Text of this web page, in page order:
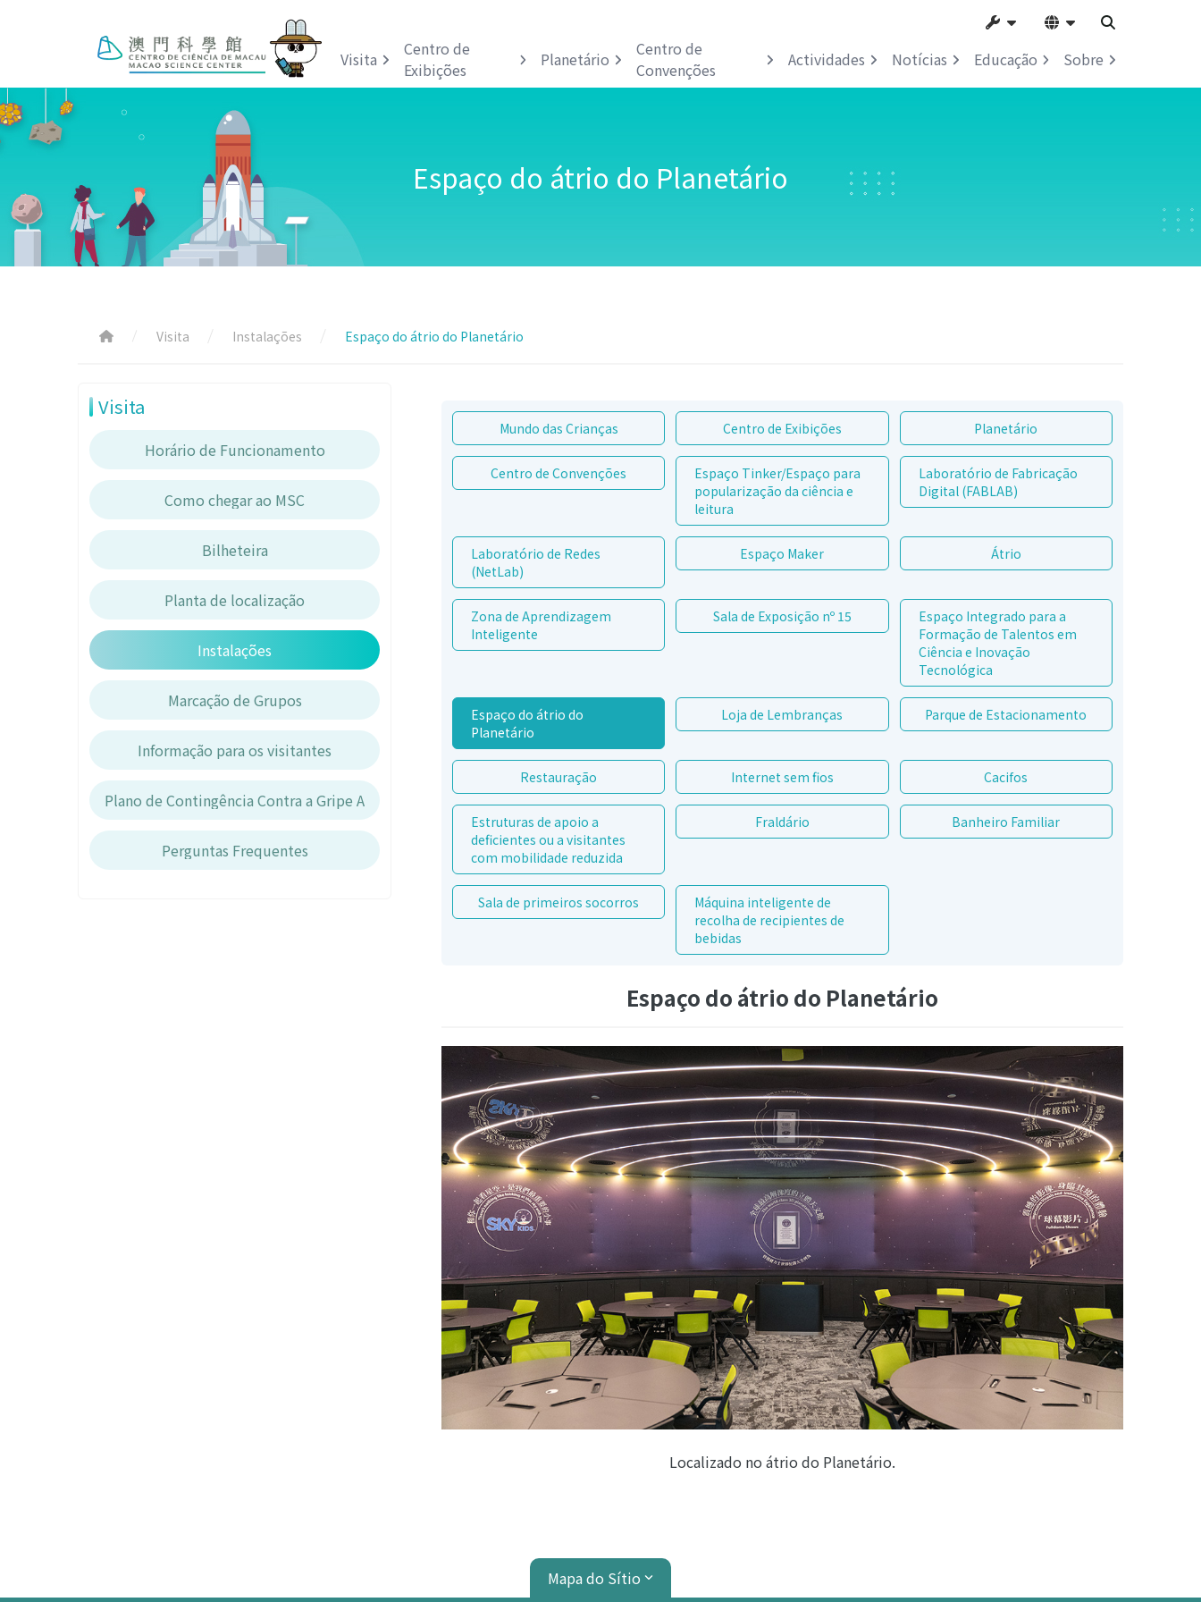
Visita
Centro de
Exibições
Planetário
Centro de
Convenções
Actividades Notícias Educação Sobre
Espaço do átrio do Planetário
Visita Instalações Espaço do átrio do Planetário
Visita
Horário de Funcionamento
Como chegar ao MSC
Bilheteira
Planta de localização
Instalações
Marcação de Grupos
Informação para os visitantes
Plano de Contingência Contra a Gripe A
Perguntas Frequentes
Mundo das Crianças Centro de Exibições Planetário
Centro de Convenções
Espaço Tinker/Espaço para
popularização da ciência e
leitura
Laboratório de Fabricação
Digital (FABLAB)
Laboratório de Redes
(NetLab)
Espaço Maker Átrio
Zona de Aprendizagem
Inteligente
Sala de Exposição nº 15
Espaço Integrado para a
Formação de Talentos em
Ciência e Inovação
Tecnológica
Espaço do átrio do
Planetário
Loja de Lembranças Parque de Estacionamento
Restauração Internet sem fios Cacifos
Estruturas de apoio a
deficientes ou a visitantes
com mobilidade reduzida
Fraldário Banheiro Familiar
Sala de primeiros socorros
Máquina inteligente de
recolha de recipientes de
bebidas
Espaço do átrio do Planetário
Localizado no átrio do Planetário.
Mapa do Sítio